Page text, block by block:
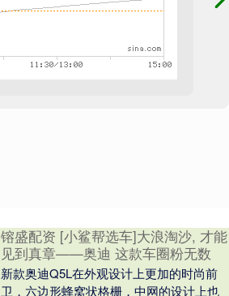
镕盛配资 [小鲨帮选车]大浪淘沙, 才能
见到真章——奥迪 这款车圈粉无数
新款奥迪Q5L在外观设计上更加的时尚前
卫，六边形蜂窝状格栅，中网的设计上也